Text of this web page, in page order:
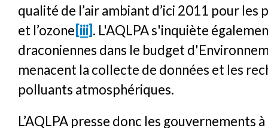
qualité de l’air ambiant d’ici 2011 pour les
et l’ozone [iii]. L'AQLPA s'inquiète
draconiennes dans le budget
menacent la collecte de données et les
polluants atmosphériques.
L’AQLPA presse donc les gouvernements